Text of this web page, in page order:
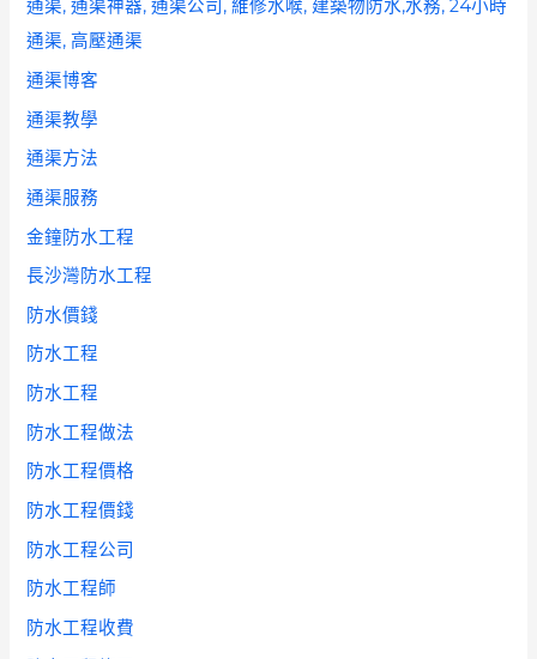
通渠, 通渠神器, 通渠公司, 維修水喉, 建築物防水,水務, 24小時
通渠, 高壓通渠
通渠博客
通渠教學
通渠方法
通渠服務
金鐘防水工程
長沙灣防水工程
防水價錢
防水工程
防水工程
防水工程做法
防水工程價格
防水工程價錢
防水工程公司
防水工程師
防水工程收費